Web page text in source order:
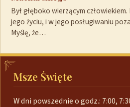
Był głęboko wierzącym
jego życiu, i w jego posługiwaniu
Myślę, że…
Msze Święte
W dni powszednie o godz.: 7:00,